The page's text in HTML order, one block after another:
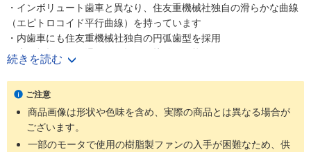
・インボリュート歯車と異なり、住友重機械社独自の滑らかな曲線
（エピトロコイド平行曲線）を持っています
・内歯車にも住友重機械社独自の円弧歯型を採用
・歯の折損がない滑らかな転がり接触を可能にしました
・少ない減速段数で高い減速比を得ること、つまり高効率と高減速
比の両立を可能にしました
・噛み合い率がインボリュートギヤの2～3倍高く、衝撃荷重が発生
しても多くの歯で分散して吸収する為、タフで長寿命な減速機です
・減速機部の材質は耐摩耗・耐疲労性に富む高炭素高クロム軸受鋼
を使用しています
続きを読む
ご注意
商品画像は形状や色味を含め、実際の商品とは異なる場合が
ございます。
一部のモータで使用の樹脂製ファンの入手が困難なため、供